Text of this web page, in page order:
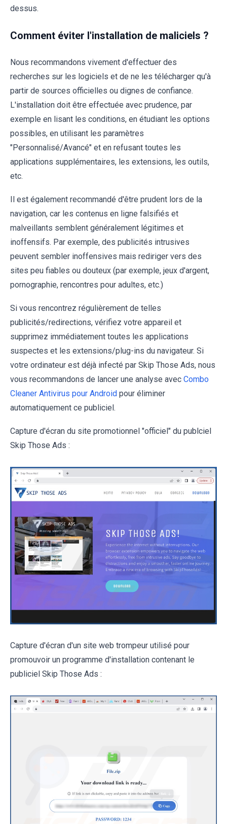
dessus.
Comment éviter l'installation de maliciels ?
Nous recommandons vivement d'effectuer des
recherches sur les logiciels et de ne les télécharger qu'à
partir de sources officielles ou dignes de confiance.
L'installation doit être effectuée avec prudence, par
exemple en lisant les conditions, en étudiant les options
possibles, en utilisant les paramètres
"Personnalisé/Avancé" et en refusant toutes les
applications supplémentaires, les extensions, les outils,
etc.
Il est également recommandé d'être prudent lors de la
navigation, car les contenus en ligne falsifiés et
malveillants semblent généralement légitimes et
inoffensifs. Par exemple, des publicités intrusives
peuvent sembler inoffensives mais rediriger vers des
sites peu fiables ou douteux (par exemple, jeux d'argent,
pornographie, rencontres pour adultes, etc.)
Si vous rencontrez régulièrement de telles
publicités/redirections, vérifiez votre appareil et
supprimez immédiatement toutes les applications
suspectes et les extensions/plug-ins du navigateur. Si
votre ordinateur est déjà infecté par Skip Those Ads, nous
vous recommandons de lancer une analyse avec Combo
Cleaner Antivirus pour Android pour éliminer
automatiquement ce publiciel.
Capture d'écran du site promotionnel "officiel" du publciel
Skip Those Ads :
Capture d'écran d'un site web trompeur utilisé pour
promouvoir un programme d'installation contenant le
publiciel Skip Those Ads :